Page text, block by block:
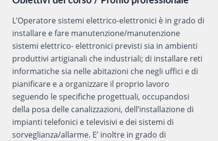
L’Operatore sistemi elettrico-elettronici è in grado di
installare e fare manutenzione/manutenzione
sistemi elettrico- elettronici previsti sia in ambienti
produttivi artigianali che industriali; di installare reti
informatiche sia nelle abitazioni che negli uffici e di
pianificare e a organizzare il proprio lavoro
seguendo le specifiche progettuali, occupandosi
della posa delle canalizzazioni, dell’installazione di
impianti telefonici e televisivi e dei sistemi di
sorveglianza/allarme. E’ inoltre in grado di